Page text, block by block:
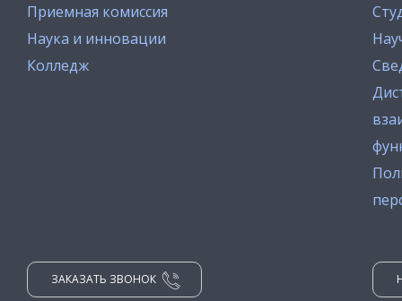
Приемная комиссия
Наука и инновации
Колледж
ЗАКАЗАТЬ ЗВОНОК